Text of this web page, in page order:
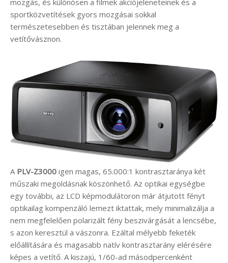
sportközvetítések gyors mozgásai sokkal
természetesebben és tisztában jelennek meg a
vetítővásznon.
A PLV-Z3000 igen magas, 65.000:1 kontrasztaránya két
műszaki megoldásnak köszönhető. Az optikai egységbe
egy további, az LCD képmodulátoron már átjutott fényt
optikailag kompenzáló lemezt iktattak, mely minimalizálja a
nem megfelelően polarizált fény beszivárgását a lencsébe,
s azon keresztül a vászonra. Ezáltal mélyebb feketék
előállítására és magasabb natív kontrasztarány elérésére
képes a vetítő. A kiszajú, 1/60-ad másodpercenként